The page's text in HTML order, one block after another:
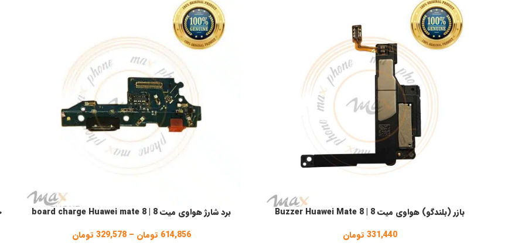
افزودن به سبد خرید
بازر (بلندگو) هواوی میت 8 | Buzzer Huawei Mate 8
331,440 تومان
انتخاب گزینه ها
برد شارژ هواوی میت 8 | board charge Huawei mate 8
614,856 تومان –
329,578 تومان